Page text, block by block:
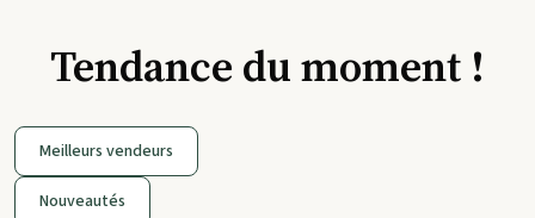
Tendance du moment !
Meilleurs vendeurs
Nouveautés